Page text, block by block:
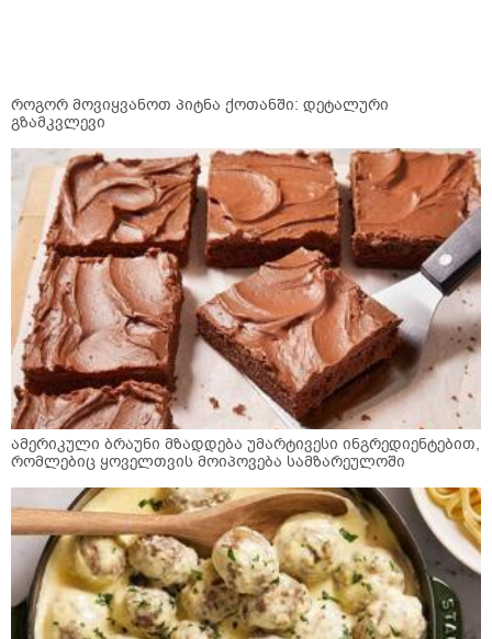
როგორ მოვიყვანოთ პიტნა ქოთანში: დეტალური
გზამკვლევი
ამერიკული ბრაუნი მზადდება უმარტივესი ინგრედიენტებით,
რომლებიც ყოველთვის მოიპოვება სამზარეულოში